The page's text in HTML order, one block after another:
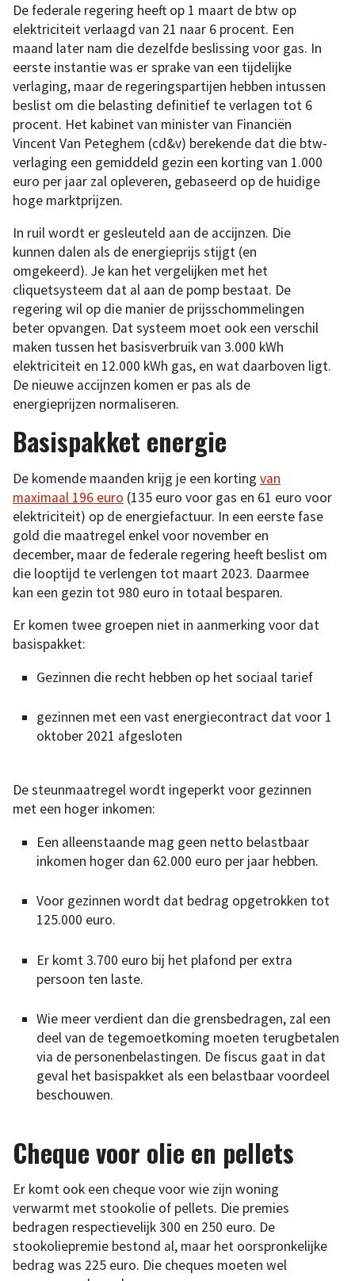
De federale regering heeft op 1 maart de btw op
elektriciteit verlaagd van 21 naar 6 procent. Een
maand later nam die dezelfde beslissing voor gas. In
eerste instantie was er sprake van een tijdelijke
verlaging, maar de regeringspartijen hebben intussen
beslist om die belasting definitief te verlagen tot 6
procent. Het kabinet van minister van Financiën
Vincent Van Peteghem (cd&v) berekende dat die btw-
verlaging een gemiddeld gezin een korting van 1.000
euro per jaar zal opleveren, gebaseerd op de huidige
hoge marktprijzen.
In ruil wordt er gesleuteld aan de accijnzen. Die
kunnen dalen als de energieprijs stijgt (en
omgekeerd). Je kan het vergelijken met het
cliquetsysteem dat al aan de pomp bestaat. De
regering wil op die manier de prijsschommelingen
beter opvangen. Dat systeem moet ook een verschil
maken tussen het basisverbruik van 3.000 kWh
elektriciteit en 12.000 kWh gas, en wat daarboven ligt.
De nieuwe accijnzen komen er pas als de
energieprijzen normaliseren.
Basispakket energie
De komende maanden krijg je een korting van
maximaal 196 euro (135 euro voor gas en 61 euro voor
elektriciteit) op de energiefactuur. In een eerste fase
gold die maatregel enkel voor november en
december, maar de federale regering heeft beslist om
die looptijd te verlengen tot maart 2023. Daarmee
kan een gezin tot 980 euro in totaal besparen.
Er komen twee groepen niet in aanmerking voor dat
basispakket:
Gezinnen die recht hebben op het sociaal tarief
gezinnen met een vast energiecontract dat voor 1
oktober 2021 afgesloten
De steunmaatregel wordt ingeperkt voor gezinnen
met een hoger inkomen:
Een alleenstaande mag geen netto belastbaar
inkomen hoger dan 62.000 euro per jaar hebben.
Voor gezinnen wordt dat bedrag opgetrokken tot
125.000 euro.
Er komt 3.700 euro bij het plafond per extra
persoon ten laste.
Wie meer verdient dan die grensbedragen, zal een
deel van de tegemoetkoming moeten terugbetalen
via de personenbelastingen. De fiscus gaat in dat
geval het basispakket als een belastbaar voordeel
beschouwen.
Cheque voor olie en pellets
Er komt ook een cheque voor wie zijn woning
verwarmt met stookolie of pellets. Die premies
bedragen respectievelijk 300 en 250 euro. De
stookoliepremie bestond al, maar het oorspronkelijke
bedrag was 225 euro. Die cheques moeten wel